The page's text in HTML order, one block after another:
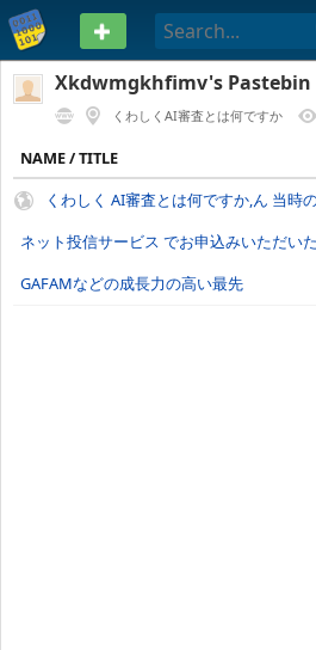
PASTEBIN
Xkdwmgkhfimv's Pastebin
くわしくAI審査とは何ですか
NAME / TITLE
くわしく AI審査とは何ですか,ん 当時
ネット投信サービス でお申込みいただい
GAFAMなどの成長力の高い最先